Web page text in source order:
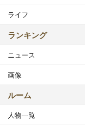
ライフ
ランキング
ニュース
画像
ルーム
人物一覧